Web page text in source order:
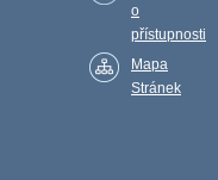
o
přístupnosti
Mapa
Stránek